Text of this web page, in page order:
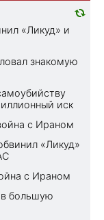
«Ликуд» и
знакомую
иск
с Ираном
«Ликуд»
с Ираном
большую